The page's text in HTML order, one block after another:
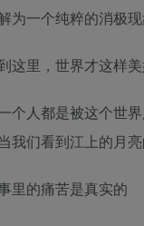
为一个纯粹的消
这里，世界才这样
个人都是被这个世
我们看到江上的月
里的痛苦是真实的